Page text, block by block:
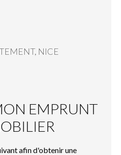
NICE
EMPRUNT
afin d'obtenir une